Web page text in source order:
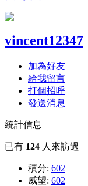
vincent12347
加為好友
給我留言
打個招呼
發送消息
統計信息
已有 124 人來訪過
積分: 602
威望: 602